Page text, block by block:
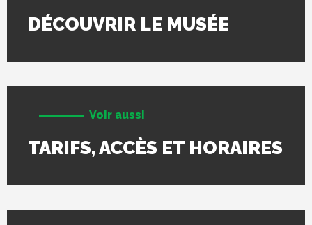
DÉCOUVRIR LE MUSÉE
Voir aussi
TARIFS, ACCÈS ET HORAIRES